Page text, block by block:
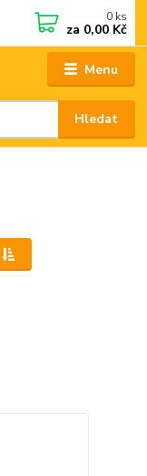
Menu
Hledat
0 ks
za 0,00 Kč